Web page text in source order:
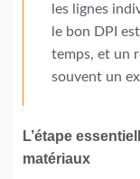
les lignes
le bon DPI
temps, et un
souvent un
L’étape
matériaux